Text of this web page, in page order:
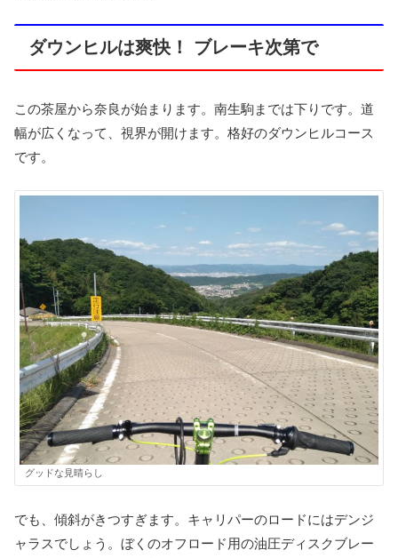
ダウンヒルは爽快！ ブレーキ次第で
この茶屋から奈良が始まります。南生駒までは下りです。道
幅が広くなって、視界が開けます。格好のダウンヒルコース
です。
グッドな見晴らし
でも、傾斜がきつすぎます。キャリパーのロードにはデンジ
ャラスでしょう。ぼくのオフロード用の油圧ディスクブレー